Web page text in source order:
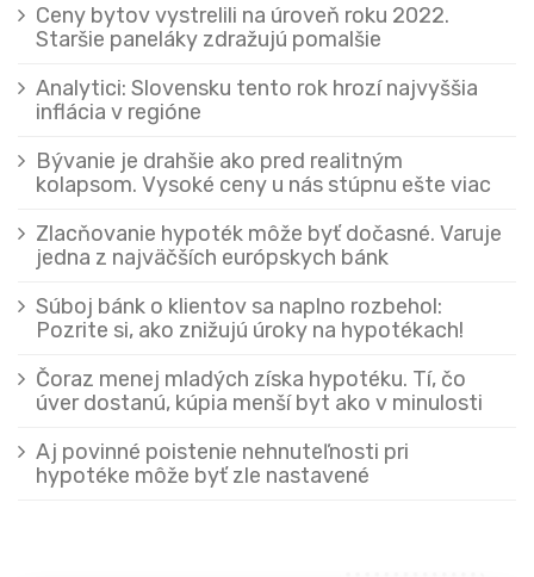
Ceny bytov vystrelili na úroveň roku 2022.
Staršie paneláky zdražujú pomalšie
Analytici: Slovensku tento rok hrozí najvyššia
inflácia v regióne
Bývanie je drahšie ako pred realitným
kolapsom. Vysoké ceny u nás stúpnu ešte viac
Zlacňovanie hypoték môže byť dočasné. Varuje
jedna z najväčších európskych bánk
Súboj bánk o klientov sa naplno rozbehol:
Pozrite si, ako znižujú úroky na hypotékach!
Čoraz menej mladých získa hypotéku. Tí, čo
úver dostanú, kúpia menší byt ako v minulosti
Aj povinné poistenie nehnuteľnosti pri
hypotéke môže byť zle nastavené